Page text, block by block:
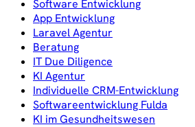
Software Entwicklung
App Entwicklung
Laravel Agentur
Beratung
IT Due Diligence
KI Agentur
Individuelle CRM-Entwicklung
Softwareentwicklung Fulda
KI im Gesundheitswesen